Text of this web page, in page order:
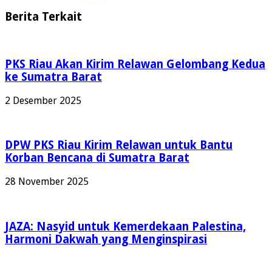
Berita Terkait
PKS Riau Akan Kirim Relawan Gelombang Kedua
ke Sumatra Barat
2 Desember 2025
DPW PKS Riau Kirim Relawan untuk Bantu
Korban Bencana di Sumatra Barat
28 November 2025
JAZA: Nasyid untuk Kemerdekaan Palestina,
Harmoni Dakwah yang Menginspirasi